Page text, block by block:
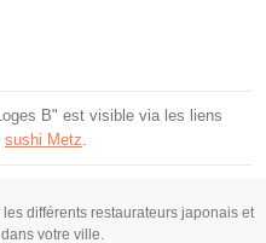
B" est visible via les liens
sushi Metz.
différents restaurateurs japonais et
votre ville.